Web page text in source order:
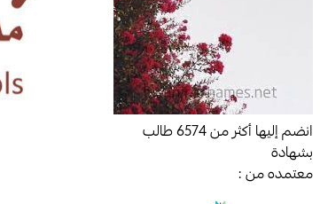
انضم إليها أكثر من6574طالب
بشهادة
معتمده من :